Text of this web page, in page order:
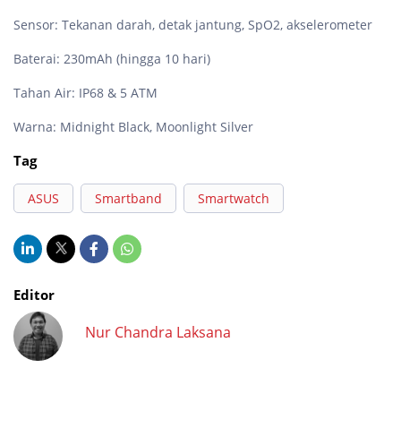
Sensor: Tekanan darah, detak jantung, SpO2, akselerometer
Baterai: 230mAh (hingga 10 hari)
Tahan Air: IP68 & 5 ATM
Warna: Midnight Black, Moonlight Silver
Tag
ASUS Smartband Smartwatch
Editor
Nur Chandra Laksana